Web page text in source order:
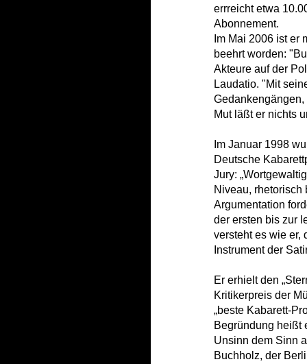
errreicht etwa
Abonnement.
Im Mai 2006 ist er
beehrt worden:
Akteure auf der
Laudatio. "Mit
Mut läßt er nichts
Im Januar 1998
Deutsche
Jury:
Niveau, rhetorisch
Argumentation
der ersten bis zur
versteht es wie er,
Instrument der
Er erhielt den
Kritikerpreis der
„beste Kabarett-
Begründung heißt
Unsinn dem Sinn
Buchholz, der